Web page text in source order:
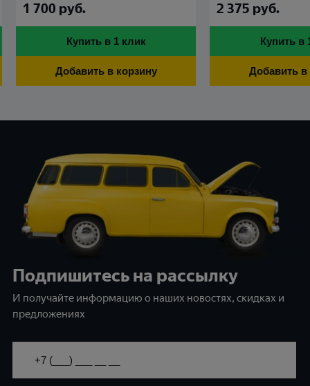
2 375 руб.
Купить в 1 клик
Добавить в корзину
2 800 руб.
Купить в
Добавить в
Подпишитесь на рассылку
И получайте информацию о наших новостях, скидках и
предложениях